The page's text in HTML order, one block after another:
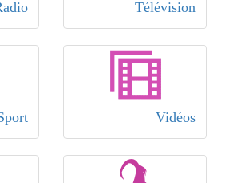
Télévision
Vidéos